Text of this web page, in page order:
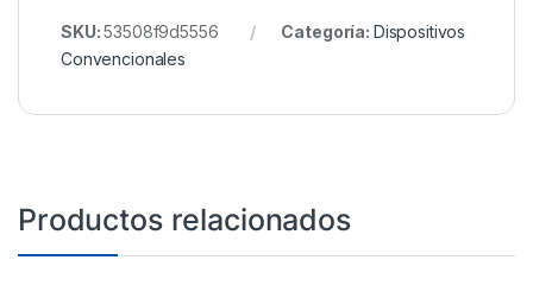
SKU:53508f9d5556 Categoría: Dispositivos
Convencionales
Productos relacionados